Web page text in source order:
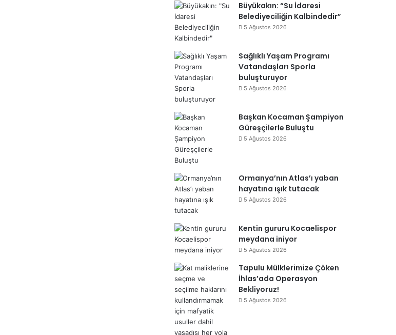
Büyükakın: “Su İdaresi
Belediyeciliğin Kalbindedir”
5 Ağustos 2026
Sağlıklı Yaşam Programı
Vatandaşları Sporla
buluşturuyor
5 Ağustos 2026
Başkan Kocaman Şampiyon
Güreşçilerle Buluştu
5 Ağustos 2026
Ormanya’nın Atlas’ı yaban
hayatına ışık tutacak
5 Ağustos 2026
Kentin gururu Kocaelispor
meydana iniyor
5 Ağustos 2026
Tapulu Mülklerimize Çöken
İhlas’ada Operasyon
Bekliyoruz!
5 Ağustos 2026